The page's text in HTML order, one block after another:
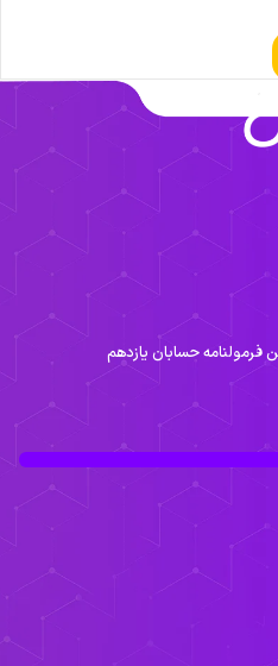
حسابان یازدهم